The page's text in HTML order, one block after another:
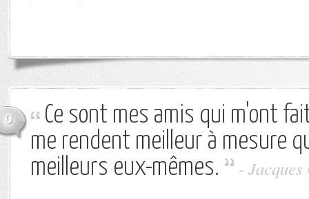
0
Ce sont mes amis qui m'ont
me rendent meilleur à mesure
meilleurs eux-mêmes.
-